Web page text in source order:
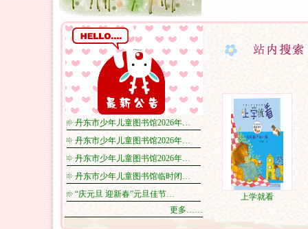
丹东市少年儿童图书馆2026年…
丹东市少年儿童图书馆2026年…
丹东市少年儿童图书馆2026年…
丹东市少年儿童图书馆临时闭…
“庆元旦 迎新春”元旦佳节…
更多……
上学就看